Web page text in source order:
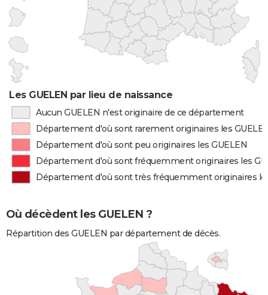
Les GUELEN par lieu de naissance
Aucun GUELEN n'est originaire de ce département
Département d'où sont rarement originaires les
Département d'où sont peu originaires les GUELEN
Département d'où sont fréquemment originaires les
Département d'où sont très fréquemment originaires
Où décèdent les GUELEN ?
Répartition des GUELEN par département de décès.